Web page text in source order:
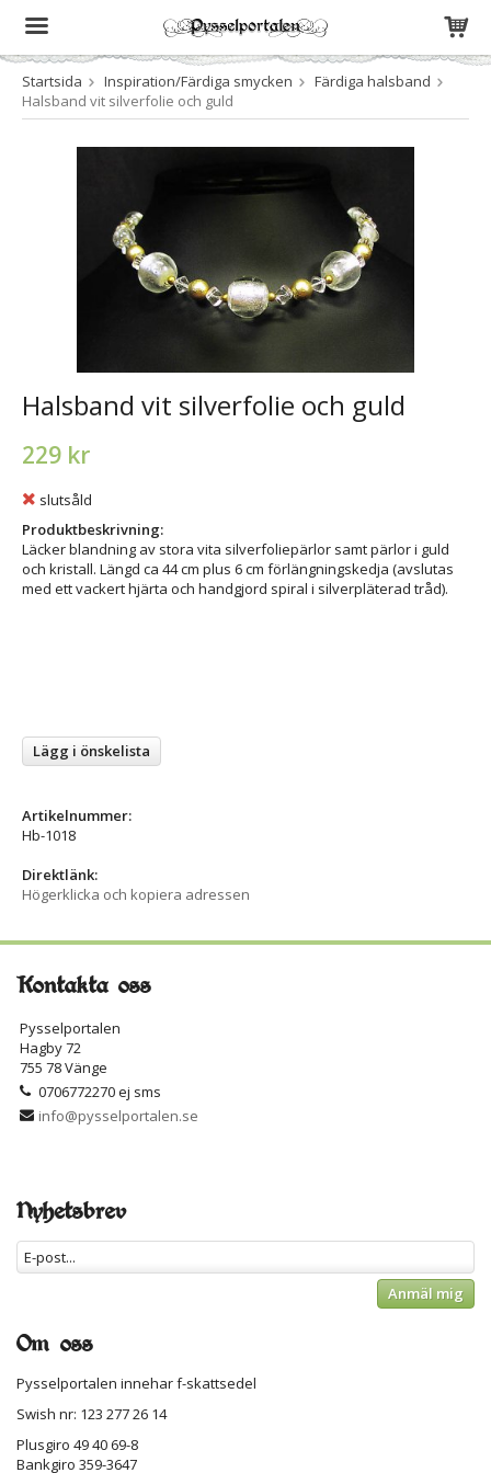
Produkten har blivit tillagd i varukorgen
Startsida Inspiration/Färdiga smycken
Färdiga halsband
Halsband vit silverfolie och guld
Halsband vit silverfolie och guld
229 kr
slutsåld
Produktbeskrivning:
Läcker blandning av stora vita silverfoliepärlor samt pärlor i guld
och kristall. Längd ca 44 cm plus 6 cm förlängningskedja (avslutas
med ett vackert hjärta och handgjord spiral i silverpläterad tråd).
Lägg i önskelista
Artikelnummer:
Hb-1018
Direktlänk:
Högerklicka och kopiera adressen
Kontakta oss
Pysselportalen
Hagby 72
755 78 Vänge
0706772270 ej sms
info@pysselportalen.se
Nyhetsbrev
Anmäl mig
Om oss
Pysselportalen innehar f-skattsedel
Swish nr: 123 277 26 14
Plusgiro 49 40 69-8
Bankgiro 359-3647